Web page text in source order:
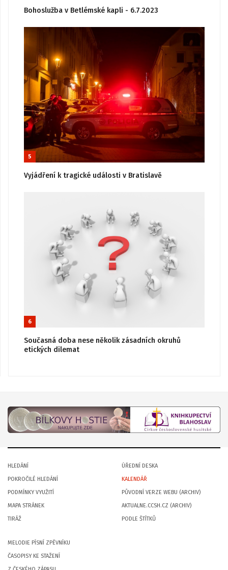
Bohoslužba v Betlémské kapli - 6.7.2023
5
Vyjádření k tragické události v Bratislavě
6
Současná doba nese několik zásadních okruhů
etických dilemat
HLEDÁNÍ
POKROČILÉ HLEDÁNÍ
PODMÍNKY VYUŽITÍ
MAPA STRÁNEK
TIRÁŽ
ÚŘEDNÍ DESKA
KALENDÁŘ
PŮVODNÍ VERZE WEBU (ARCHIV)
AKTUALNE.CCSH.CZ (ARCHIV)
PODLE ŠTÍTKŮ
MELODIE PÍSNÍ ZPĚVNÍKU
ČASOPISY KE STAŽENÍ